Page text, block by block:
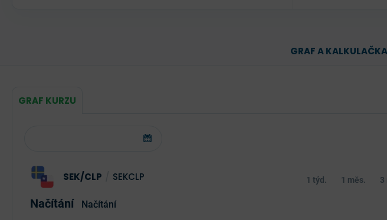
GRAF A KALKULAČKA
GRAF KURZU
SEK/CLP SEKCLP
Načítání Načítání
1 týd. 1 měs. 3